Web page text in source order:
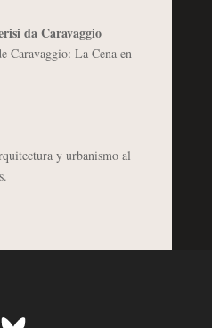
da Caravaggio
Caravaggio: La Cena en
y urbanismo al
Bluesky